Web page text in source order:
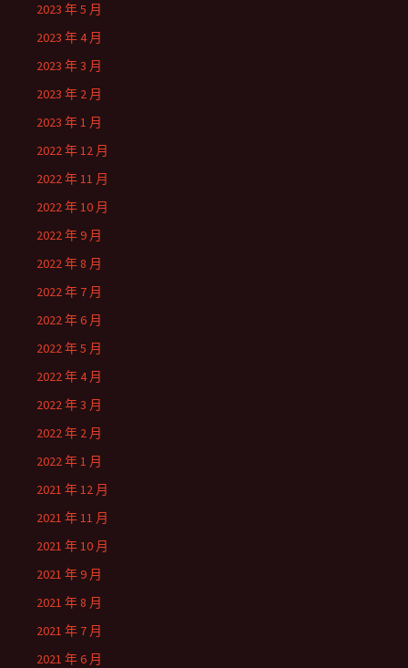
2023 年 5 月
2023 年 4 月
2023 年 3 月
2023 年 2 月
2023 年 1 月
2022 年 12 月
2022 年 11 月
2022 年 10 月
2022 年 9 月
2022 年 8 月
2022 年 7 月
2022 年 6 月
2022 年 5 月
2022 年 4 月
2022 年 3 月
2022 年 2 月
2022 年 1 月
2021 年 12 月
2021 年 11 月
2021 年 10 月
2021 年 9 月
2021 年 8 月
2021 年 7 月
2021 年 6 月